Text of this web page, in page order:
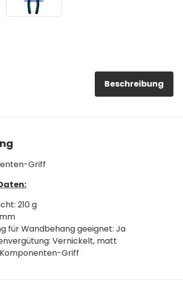
Beschreibung
Griff
210 g
für Wandbehang geeignet: Ja
Vernickelt, matt
Griff